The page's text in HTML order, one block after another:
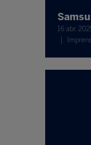
16 abr.